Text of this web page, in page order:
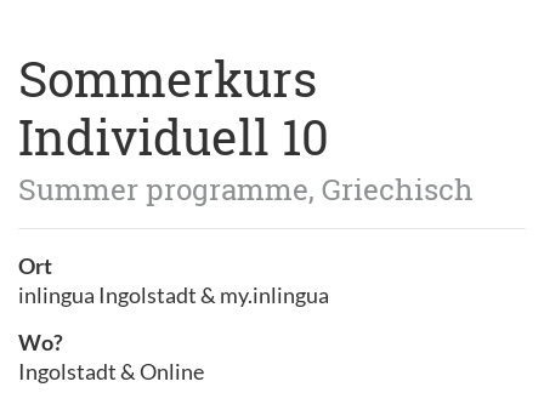
Sommerkurs
Individuell 10
Summer programme, Griechisch
Ort
inlingua Ingolstadt & my.inlingua
Wo?
Ingolstadt & Online